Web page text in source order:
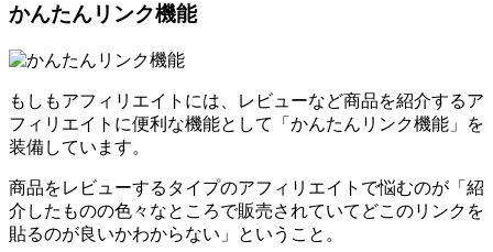
かんたんリンク機能
もしもアフィリエイトには、レビューなど商品を紹介するア
フィリエイトに便利な機能として「かんたんリンク機能」を
装備しています。
商品をレビューするタイプのアフィリエイトで悩むのが「紹
介したものの色々なところで販売されていてどこのリンクを
貼るのが良いかわからない」ということ。